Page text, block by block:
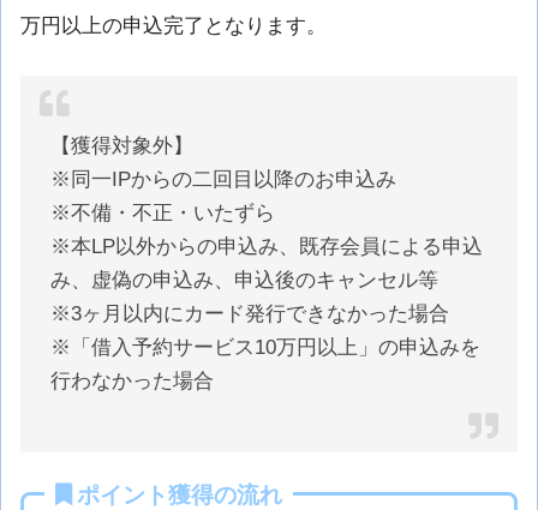
万円以上の申込完了となります。
【獲得対象外】
※同一IPからの二回目以降のお申込み
※不備・不正・いたずら
※本LP以外からの申込み、既存会員による申込
み、虚偽の申込み、申込後のキャンセル等
※3ヶ月以内にカード発行できなかった場合
※「借入予約サービス10万円以上」の申込みを
行わなかった場合
ポイント獲得の流れ